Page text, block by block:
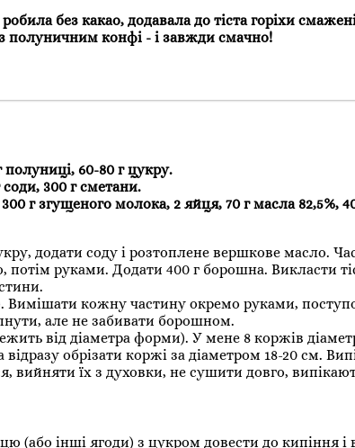
без какао, додавала до тіста горіхи
з полуничним конфі - і завжди смачно!
60-80 г цукру.
300 г сметани.
г згущеного молока, 2 яйця, 70 г масла 82,5%,
додати соду і розтоплене вершкове масло.
руками. Додати 400 г борошна. Викласти
Вимішати кожну частину окремо руками,
але не забивати борошном.
від діаметра форми). У мене 8 коржів
обрізати коржі за діаметром 18-20 см.
вийняти їх з духовки, не сушити довго,
(або інші ягоди) з цукром довести до кипіння і